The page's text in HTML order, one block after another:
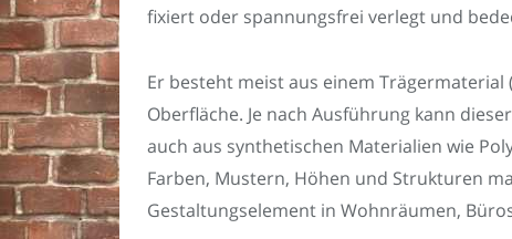
fixiert oder spannungsfrei verlegt und
Er besteht meist aus einem
Oberfläche. Je nach Ausführung kann
auch aus synthetischen Materialien wie
Farben, Mustern, Höhen und Strukturen
Gestaltungselement in Wohnräumen,